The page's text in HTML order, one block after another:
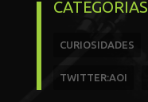
CATEGORIAS
CURIOSIDADES
TWITTER:AOI